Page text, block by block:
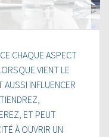
CHAQUE ASPECT
VIENT LE
AUSSI INFLUENCER
ET PEUT
À OUVRIR UN